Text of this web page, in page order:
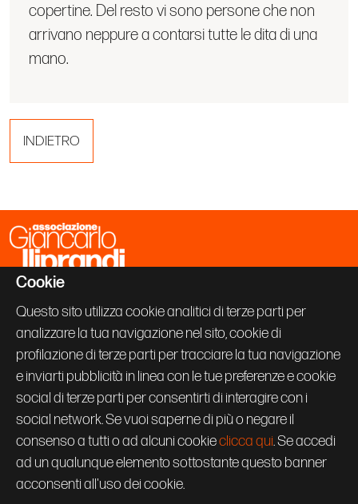
Cookie
Questo sito utilizza cookie analitici di terze parti per
analizzare la tua navigazione nel sito, cookie di
profilazione di terze parti per tracciare la tua navigazione
e inviarti pubblicità in linea con le tue preferenze e cookie
social di terze parti per consentirti di interagire con i
social network. Se vuoi saperne di più o negare il
consenso a tutti o ad alcuni cookieclicca qui. Se accedi
ad un qualunque elemento sottostante questo banner
acconsenti all'uso dei cookie.
copertine. Del resto vi sono persone che non
arrivano neppure a contarsi tutte le dita di una
mano.
INDIETRO
Associazione Giancarlo Iliprandi
20131 Milano
+39 02 70600843
info@giancarloiliprandi.net
PRIVACY POLICY
COOKIE
CREDITS